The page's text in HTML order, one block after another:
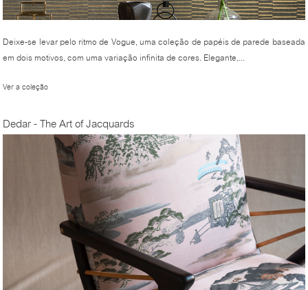
Deixe-se levar pelo ritmo de Vogue, uma coleção de papéis de parede baseada
em dois motivos, com uma variação infinita de cores. Elegante,...
Ver a coleção
Dedar - The Art of Jacquards